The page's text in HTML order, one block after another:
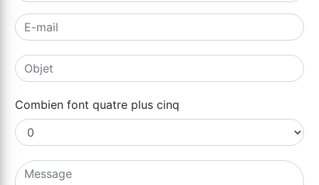
Combien font quatre plus cinq